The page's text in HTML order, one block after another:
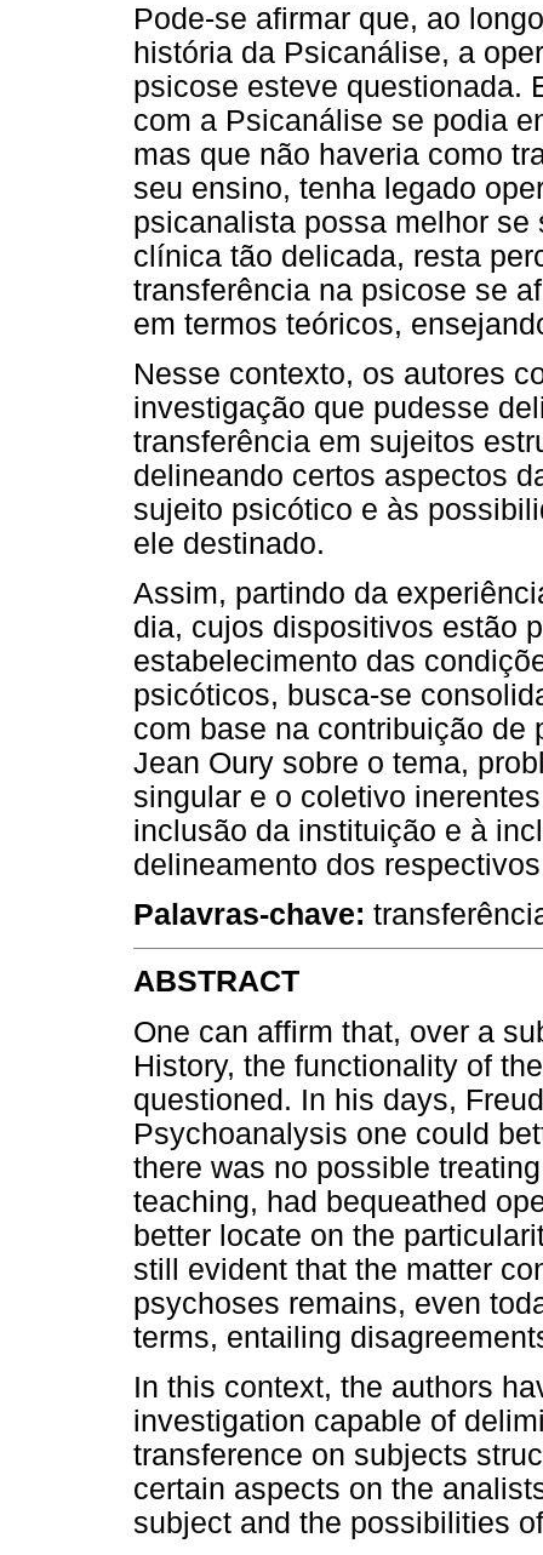
Pode-se afirmar que, ao
história da Psicanálise, a
psicose esteve questionada.
com a Psicanálise se podia
mas que não haveria como
seu ensino, tenha legado
psicanalista possa melhor
clínica tão delicada, resta
transferência na psicose se
em termos teóricos,
Nesse contexto, os autores
investigação que pudesse
transferência em sujeitos
delineando certos aspectos
sujeito psicótico e às
ele destinado.
Assim, partindo da
dia, cujos dispositivos estão
estabelecimento das
psicóticos, busca-se
com base na contribuição de
Jean Oury sobre o tema,
singular e o coletivo
inclusão da instituição e à
delineamento dos
Palavras-chave:
ABSTRACT
One can affirm that, over a
History, the functionality of
questioned. In his days,
Psychoanalysis one could
there was no possible
teaching, had bequeathed
better locate on the
still evident that the matter
psychoses remains, even
terms, entailing
In this context, the authors
investigation capable of
transference on subjects
certain aspects on the
subject and the possibilities